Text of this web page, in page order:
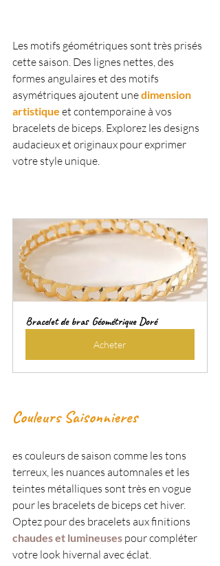
Les motifs géométriques sont très prisés
cette saison. Des lignes nettes, des
formes angulaires et des motifs
asymétriques ajoutent une dimension
artistique et contemporaine à vos
bracelets de biceps. Explorez les designs
audacieux et originaux pour exprimer
votre style unique.
Bracelet de bras Géométrique Doré
Acheter
Couleurs Saisonnieres
es couleurs de saison comme les tons
terreux, les nuances automnales et les
teintes métalliques sont très en vogue
pour les bracelets de biceps cet hiver.
Optez pour des bracelets aux finitions
chaudes et lumineuses pour compléter
votre look hivernal avec éclat.